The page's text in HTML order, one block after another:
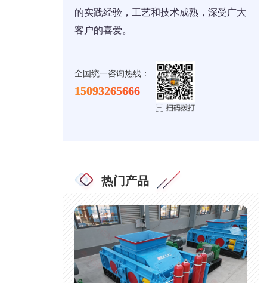
的实践经验，工艺和技术成熟，深受广大
客户的喜爱。
全国统一咨询热线：
15093265666
热门产品